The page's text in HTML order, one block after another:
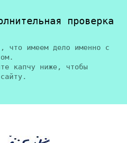
проверка
что имеем дело именно с
капчу ниже, чтобы